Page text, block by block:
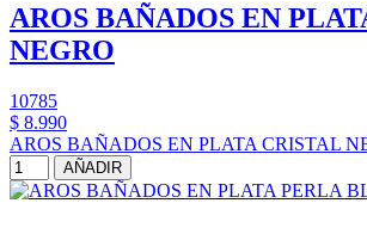
AROS BAÑADOS EN
NEGRO
10785
$ 8.990
AROS BAÑADOS EN PLATA CRISTAL
AÑADIR